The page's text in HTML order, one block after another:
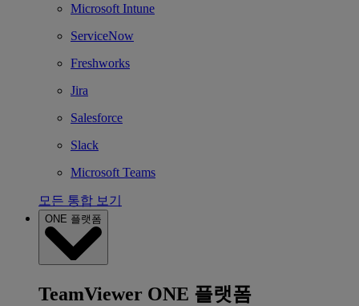
Microsoft Intune
ServiceNow
Freshworks
Jira
Salesforce
Slack
Microsoft Teams
모든 통합 보기
ONE 플랫폼
TeamViewer ONE 플랫폼